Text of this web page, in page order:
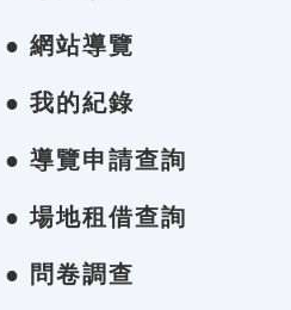
● 網站導覽
● 我的紀錄
● 導覽申請查詢
● 場地租借查詢
● 問卷調查